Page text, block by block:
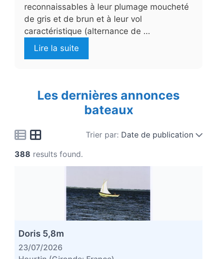
reconnaissables à leur plumage moucheté
de gris et de brun et à leur vol
caractéristique (alternance de …
Lire la suite
Les dernières annonces
bateaux
Trier par: Date de publication
388 results found.
Doris 5,8m
23/07/2026